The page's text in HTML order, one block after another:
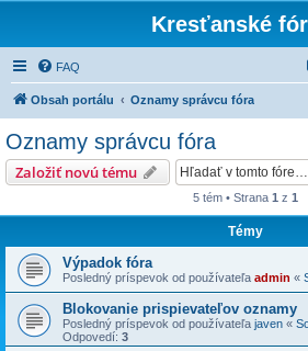
Kresťanské
FAQ
Obsah portálu Oznamy správcu fóra
Oznamy správcu fóra
Založiť novú tému
5 tém • Strana 1 z 1
Témy
Výpadok fóra
Posledný príspevok od používateľa admin «
Blokovanie prispievateľov oznamy
Posledný príspevok od používateľa javen «
Odpovedí: 3